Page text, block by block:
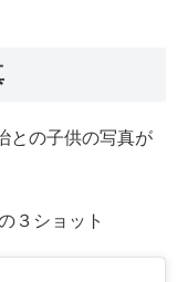
との子供の写真が
３ショット